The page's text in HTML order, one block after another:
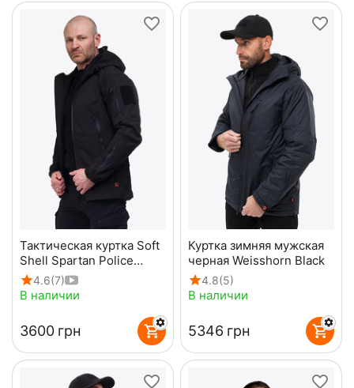
Тактическая куртка Soft
Shell Spartan Police
Black черная с
капюшоном
4.6(7)
В наличии
‍3600‍ грн
Куртка зимняя мужская
черная Weisshorn Black
4.8(5)
В наличии
‍5346‍ грн